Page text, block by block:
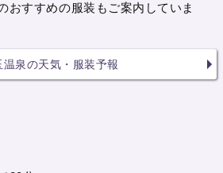
おすすめの服装もご案内していま
温泉の天気・服装予報